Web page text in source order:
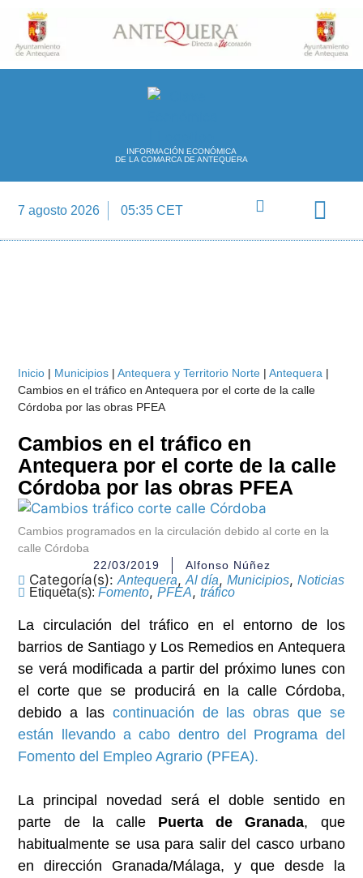
INFORMACIÓN ECONÓMICA
DE LA COMARCA DE ANTEQUERA
7 agosto 2026 05:35 CET
Inicio | Municipios |Antequera y Territorio Norte |Antequera |
Cambios en el tráfico en Antequera por el corte de la calle
Córdoba por las obras PFEA
Cambios en el tráfico en
Antequera por el corte de la calle
Córdoba por las obras PFEA
Cambios programados en la circulación debido al corte en la
calle Córdoba
22/03/2019
Alfonso Núñez
Categoría(s):Antequera, Al día, Municipios, Noticias
Etiqueta(s):Fomento, PFEA, tráfico
La circulación del tráfico en el entorno de los
barrios de Santiago y Los Remedios en Antequera
se verá modificada a partir del próximo lunes con
el corte que se producirá en la calle Córdoba,
debido a las continuación de las obras que se
están llevando a cabo dentro del Programa del
Fomento del Empleo Agrario (PFEA).
La principal novedad será el doble sentido en
parte de la calle Puerta de Granada, que
habitualmente se usa para salir del casco urbano
en dirección Granada/Málaga, y que desde la